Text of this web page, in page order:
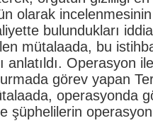
olarak
bulundukları
mütalaada, bu
anlatıldı. Operasyon
görev yapan
operasyonda
şüphelilerin